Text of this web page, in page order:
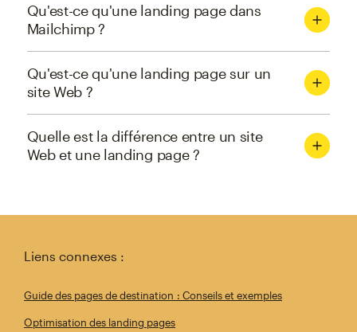
Qu'est-ce qu'une landing page dans
Mailchimp ?
Qu'est-ce qu'une landing page sur un
site Web ?
Quelle est la différence entre un site
Web et une landing page ?
Liens connexes :
Guide des pages de destination : Conseils et exemples
Optimisation des landing pages